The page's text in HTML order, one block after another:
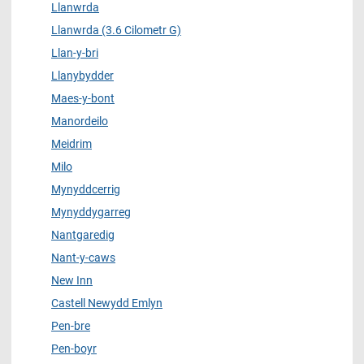
Llanwrda
Llanwrda (3.6 Cilometr G)
Llan-y-bri
Llanybydder
Maes-y-bont
Manordeilo
Meidrim
Milo
Mynyddcerrig
Mynyddygarreg
Nantgaredig
Nant-y-caws
New Inn
Castell Newydd Emlyn
Pen-bre
Pen-boyr